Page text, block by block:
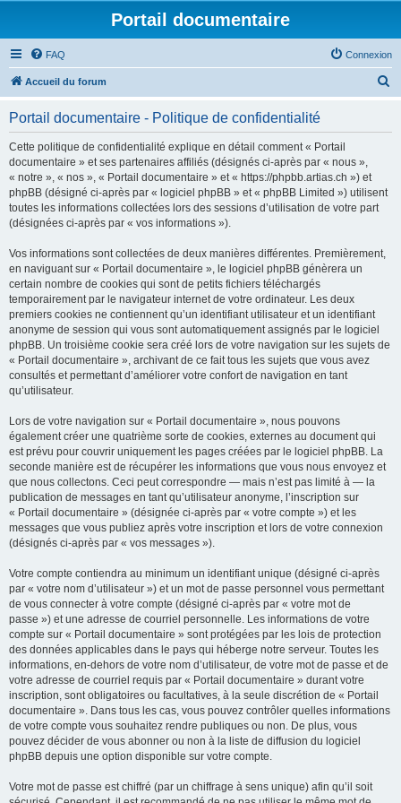
Portail documentaire
FAQ Connexion
Accueil du forum
Portail documentaire - Politique de confidentialité
Cette politique de confidentialité explique en détail comment « Portail
documentaire » et ses partenaires affiliés (désignés ci-après par « nous »,
« notre », « nos », « Portail documentaire » et « https://phpbb.artias.ch ») et
phpBB (désigné ci-après par « logiciel phpBB » et « phpBB Limited ») utilisent
toutes les informations collectées lors des sessions d’utilisation de votre part
(désignées ci-après par « vos informations »).
Vos informations sont collectées de deux manières différentes. Premièrement,
en naviguant sur « Portail documentaire », le logiciel phpBB génèrera un
certain nombre de cookies qui sont de petits fichiers téléchargés
temporairement par le navigateur internet de votre ordinateur. Les deux
premiers cookies ne contiennent qu’un identifiant utilisateur et un identifiant
anonyme de session qui vous sont automatiquement assignés par le logiciel
phpBB. Un troisième cookie sera créé lors de votre navigation sur les sujets de
« Portail documentaire », archivant de ce fait tous les sujets que vous avez
consultés et permettant d’améliorer votre confort de navigation en tant
qu’utilisateur.
Lors de votre navigation sur « Portail documentaire », nous pouvons
également créer une quatrième sorte de cookies, externes au document qui
est prévu pour couvrir uniquement les pages créées par le logiciel phpBB. La
seconde manière est de récupérer les informations que vous nous envoyez et
que nous collectons. Ceci peut correspondre — mais n’est pas limité à — la
publication de messages en tant qu’utilisateur anonyme, l’inscription sur
« Portail documentaire » (désignée ci-après par « votre compte ») et les
messages que vous publiez après votre inscription et lors de votre connexion
(désignés ci-après par « vos messages »).
Votre compte contiendra au minimum un identifiant unique (désigné ci-après
par « votre nom d’utilisateur ») et un mot de passe personnel vous permettant
de vous connecter à votre compte (désigné ci-après par « votre mot de
passe ») et une adresse de courriel personnelle. Les informations de votre
compte sur « Portail documentaire » sont protégées par les lois de protection
des données applicables dans le pays qui héberge notre serveur. Toutes les
informations, en-dehors de votre nom d’utilisateur, de votre mot de passe et de
votre adresse de courriel requis par « Portail documentaire » durant votre
inscription, sont obligatoires ou facultatives, à la seule discrétion de « Portail
documentaire ». Dans tous les cas, vous pouvez contrôler quelles informations
de votre compte vous souhaitez rendre publiques ou non. De plus, vous
pouvez décider de vous abonner ou non à la liste de diffusion du logiciel
phpBB depuis une option disponible sur votre compte.
Votre mot de passe est chiffré (par un chiffrage à sens unique) afin qu’il soit